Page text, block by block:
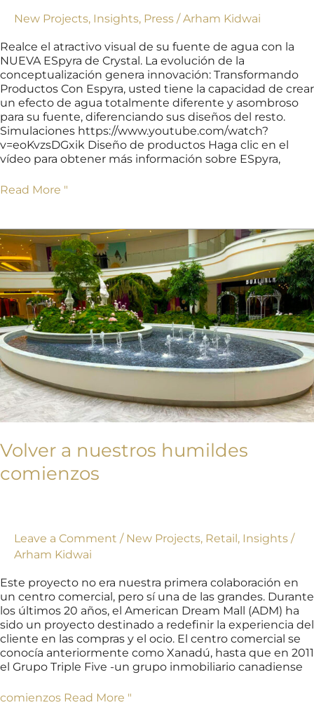
New Projects, Insights, Press /Arham Kidwai
Realce el atractivo visual de su fuente de agua con la
NUEVA ESpyra de Crystal. La evolución de la
conceptualización genera innovación: Transformando
Productos Con Espyra, usted tiene la capacidad de crear
un efecto de agua totalmente diferente y asombroso
para su fuente, diferenciando sus diseños del resto.
Simulaciones https://www.youtube.com/watch?
v=eoKvzsDGxik Diseño de productos Haga clic en el
vídeo para obtener más información sobre ESpyra,
Read More "
Volver a nuestros humildes
comienzos
Leave a Comment / New Projects, Retail, Insights /
Arham Kidwai
Este proyecto no era nuestra primera colaboración en
un centro comercial, pero sí una de las grandes. Durante
los últimos 20 años, el American Dream Mall (ADM) ha
sido un proyecto destinado a redefinir la experiencia del
cliente en las compras y el ocio. El centro comercial se
conocía anteriormente como Xanadú, hasta que en 2011
el Grupo Triple Five -un grupo inmobiliario canadiense
De
vuelta
a
nuestros
humildes
comienzos Read More "